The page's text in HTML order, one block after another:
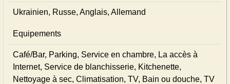
Ukrainien, Russe, Anglais, Allemand
Equipements
Café/Bar, Parking, Service en chambre, La accès à
Internet, Service de blanchisserie, Kitchenette,
Nettoyage à sec, Climatisation, TV, Bain ou douche, TV